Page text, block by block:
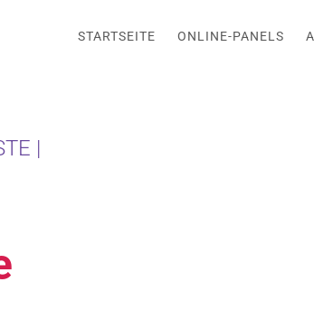
STARTSEITE ONLINE-PANELS
|